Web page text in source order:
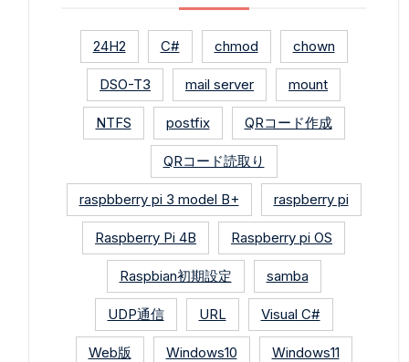
24H2 C# chmod chown
DSO-T3 mail server mount
NTFS postfix QRコード作成
QRコード読取り
raspbberry pi 3 model B+ raspberry pi
Raspberry Pi 4B Raspberry pi OS
Raspbian初期設定 samba
UDP通信 URL Visual C#
Web版 Windows10 Windows11